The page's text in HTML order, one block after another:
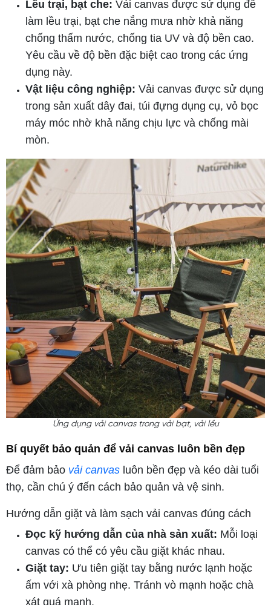
Lều trại, bạt che: Vải canvas được sử dụng để
làm lều trại, bạt che nắng mưa nhờ khả năng
chống thấm nước, chống tia UV và độ bền cao.
Yêu cầu về độ bền đặc biệt cao trong các ứng
dụng này.
Vật liệu công nghiệp: Vải canvas được sử dụng
trong sản xuất dây đai, túi đựng dụng cụ, vỏ bọc
máy móc nhờ khả năng chịu lực và chống mài
mòn.
Ứng dụng vải canvas trong vải bạt, vải lều
Bí quyết bảo quản để vải canvas luôn bền đẹp
Để đảm bảo vải canvas luôn bền đẹp và kéo dài tuổi
thọ, cần chú ý đến cách bảo quản và vệ sinh.
Hướng dẫn giặt và làm sạch vải canvas đúng cách
Đọc kỹ hướng dẫn của nhà sản xuất: Mỗi loại
canvas có thể có yêu cầu giặt khác nhau.
Giặt tay: Ưu tiên giặt tay bằng nước lạnh hoặc
ấm với xà phòng nhẹ. Tránh vò mạnh hoặc chà
xát quá mạnh.